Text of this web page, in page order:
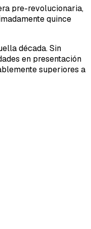
pre-revolucionaria,
quince
década. Sin
en presentación
superiores a